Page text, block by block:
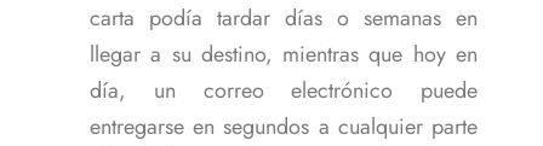
carta podía tardar días o semanas en
llegar a su destino, mientras que hoy en
día, un correo electrónico puede
entregarse en segundos a cualquier parte